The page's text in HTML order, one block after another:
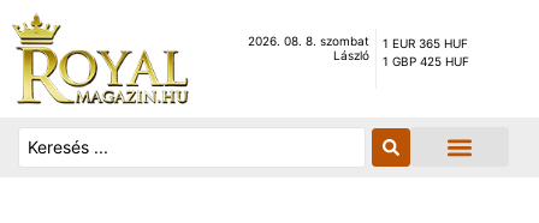
2026. 08. 8. szombat
László
1 EUR 365 HUF
1 GBP 425 HUF